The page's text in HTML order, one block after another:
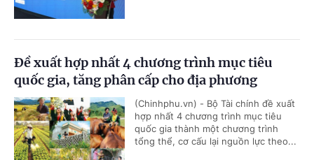
Đề xuất hợp nhất 4 chương trình mục tiêu
quốc gia, tăng phân cấp cho địa phương
(Chinhphu.vn) - Bộ Tài chính đề xuất
hợp nhất 4 chương trình mục tiêu
quốc gia thành một chương trình
tổng thể, cơ cấu lại nguồn lực theo...